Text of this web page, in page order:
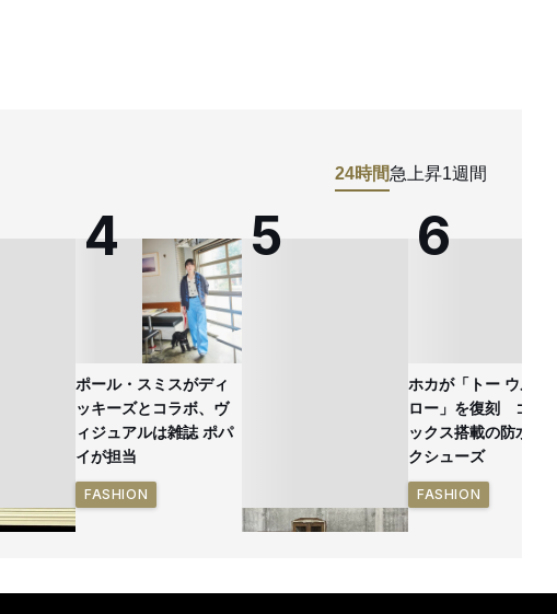
24時間急上昇1週間
ポール・スミスがディ
ッキーズとコラボ、ヴ
ィジュアルは雑誌 ポパ
イが担当
FASHION
ホカが「トー ウルト
ロー」を復刻 ゴア
ックス搭載の防水ハ
クシューズ
FASHION